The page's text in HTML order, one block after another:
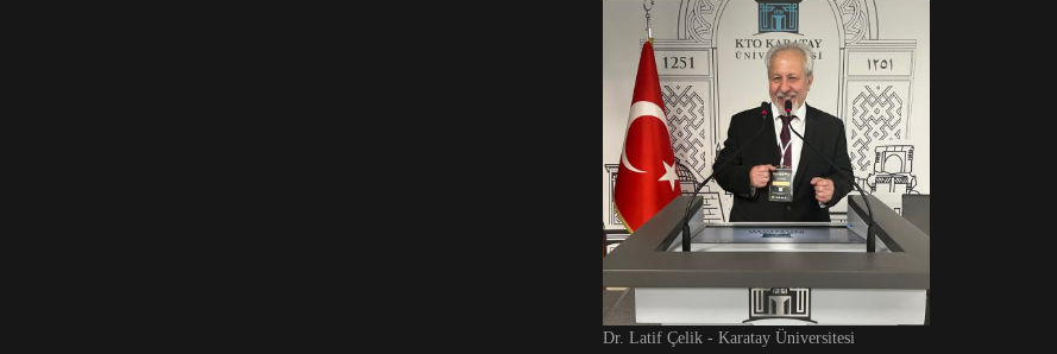
Dr. Latif Çelik - Karatay Üniversitesi